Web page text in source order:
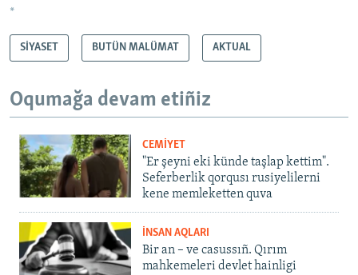
*
SİYASET BUTÜN MALÜMAT AKTUAL
Oqumağa devam etiñiz
CEMİYET
"Er şeyni eki künde taşlap kettim".
Seferberlik qorqusı rusiyelilerni
kene memleketten quva
İNSAN AQLARI
Bir an – ve casussıñ. Qırım
mahkemeleri devlet hainligi